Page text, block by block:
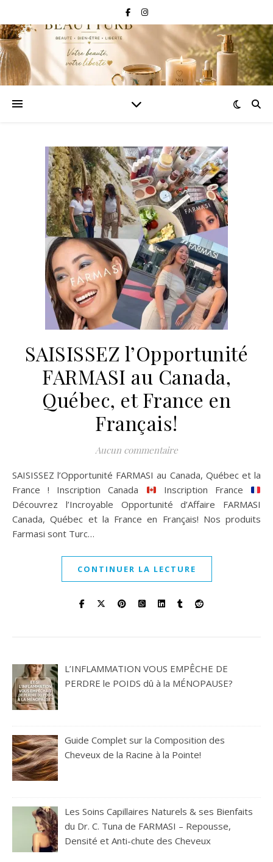
SAISISSEZ l’Opportunité
FARMASI au Canada,
Québec, et France en
Français!
Aucun commentaire
SAISISSEZ l’Opportunité FARMASI au Canada, Québec et la
France ! Inscription Canada
Inscription France
Découvrez l’Incroyable Opportunité d’Affaire FARMASI
Canada, Québec et la France en Français! Nos produits
Farmasi sont Turc…
CONTINUER LA LECTURE
L’INFLAMMATION VOUS EMPÊCHE DE
PERDRE le POIDS dû à la MÉNOPAUSE?
Guide Complet sur la Composition des
Cheveux de la Racine à la Pointe!
Les Soins Capillaires Naturels & ses Bienfaits
du Dr. C. Tuna de FARMASI – Repousse,
Densité et Anti-chute des Cheveux